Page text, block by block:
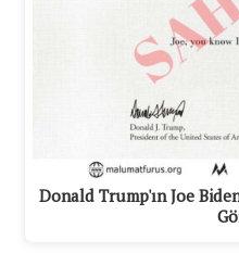
Donald Trump'ın Joe